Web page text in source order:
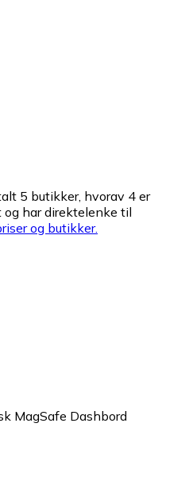
5 butikker, hvorav 4 er
har direktelenke til
og butikker.
MagSafe Dashbord